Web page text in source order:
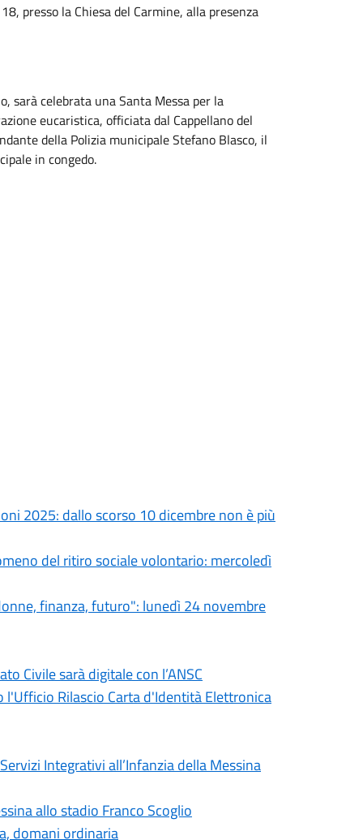
presso la Chiesa del Carmine, alla presenza
sarà celebrata una Santa Messa per la
eucaristica, officiata dal Cappellano del
della Polizia municipale Stefano Blasco, il
in congedo.
2025: dallo scorso 10 dicembre non è più
del ritiro sociale volontario: mercoledì
finanza, futuro": lunedì 24 novembre
Civile sarà digitale con l’ANSC
l'Ufficio Rilascio Carta d'Identità Elettronica
Integrativi all’Infanzia della Messina
allo stadio Franco Scoglio
domani ordinaria